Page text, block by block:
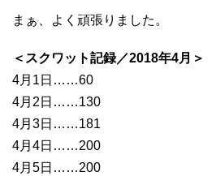
まぁ、よく頑張りました。
＜スクワット記録／2018年4月＞
4月1日……60
4月2日……130
4月3日……181
4月4日……200
4月5日……200